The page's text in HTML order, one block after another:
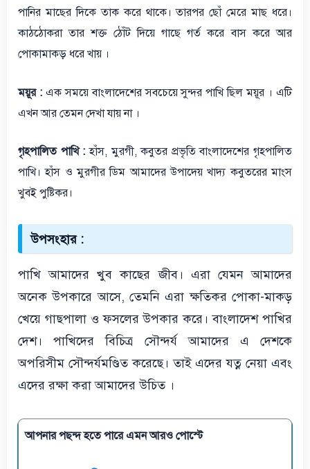
পানির মাছের দিকে তাক করে থাকে। তারপর ছোঁ মেরে মাছ ধরে।
কাঠঠোকরা তার শক্ত ঠোঁট দিয়ে গাছে গর্ত করে বাস করে আর
পোকামাকড় ধরে খায় ।
ময়ূর :এক সময়ে বাংলাদেশের সবচেয়ে সুন্দর পাখি ছিল ময়ূর । এটি
এখন আর তেমন দেখা যায় না ।
গৃহপালিত পাখি : হাঁস, মুরগী, কবুতর প্রভৃতি বাংলাদেশের গৃহপালিত
পাখি। হাঁস ও মুরগীর ডিম আমাদের উপাদেয় খাদ্য কবুতরের মাংস
খুবই পুষ্টিকর।
উপসংহার :
পাখি আমাদের খুব কাছের জীব। এরা যেমন আমাদের
অনেক উপকারে আসে, তেমনি এরা ক্ষতিকর পোকা-মাকড়
খেয়ে গাছপালা ও ফসলের উপকার করে। বাংলাদেশ পাখির
দেশ। পাখিদের বিচিত্র সৌন্দর্য আমাদের এ দেশকে
অপরিসীম সৌন্দর্যমণ্ডিত করেছে। তাই এদের যত্ন নেয়া এবং
এদের রক্ষা করা আমাদের উচিত ।
আপনার পছন্দ হতে পারে এমন আরও পোস্টে